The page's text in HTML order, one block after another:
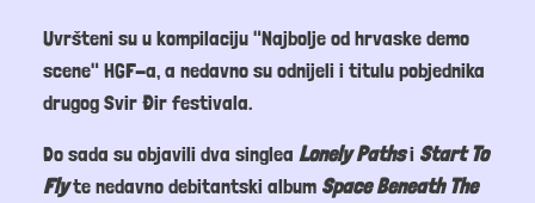
Uvršteni su u kompilaciju "Najbolje od hrvaske demo
scene" HGF-a, a nedavno su odnijeli i titulu pobjednika
drugog Svir Đir festivala.
Do sada su objavili dva singlea Lonely Pathsi Start To
Flyte nedavno debitantski album Space Beneath The